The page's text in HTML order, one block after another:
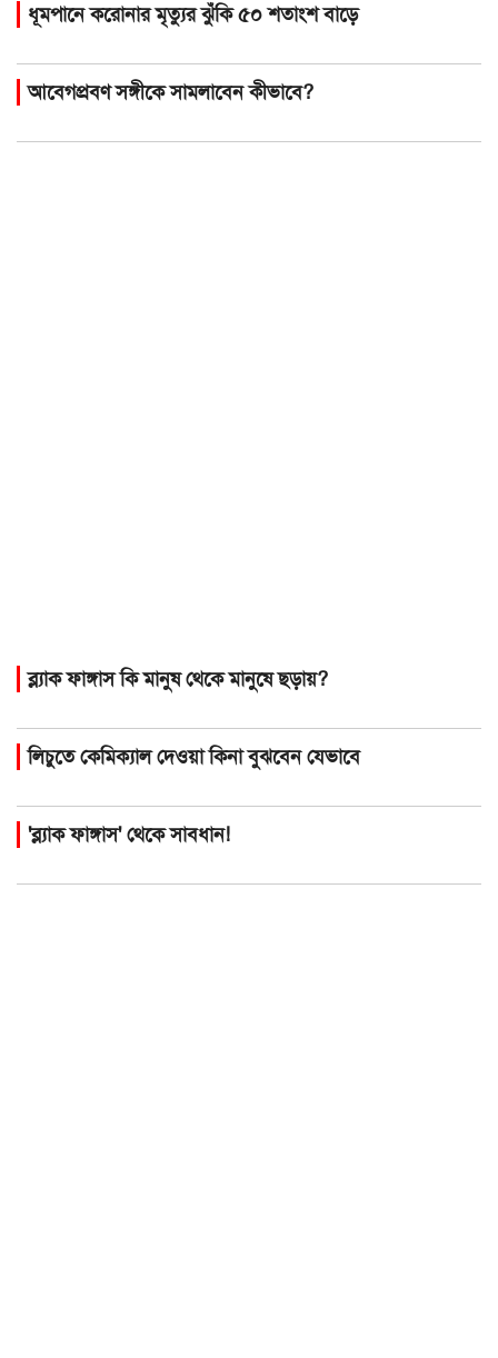
ধূমপানে করোনার মৃত্যুর ঝুঁকি ৫০ শতাংশ বাড়ে
আবেগপ্রবণ সঙ্গীকে সামলাবেন কীভাবে?
ব্ল্যাক ফাঙ্গাস কি মানুষ থেকে মানুষে ছড়ায়?
লিচুতে কেমিক্যাল দেওয়া কিনা বুঝবেন যেভাবে
'ব্ল্যাক ফাঙ্গাস' থেকে সাবধান!